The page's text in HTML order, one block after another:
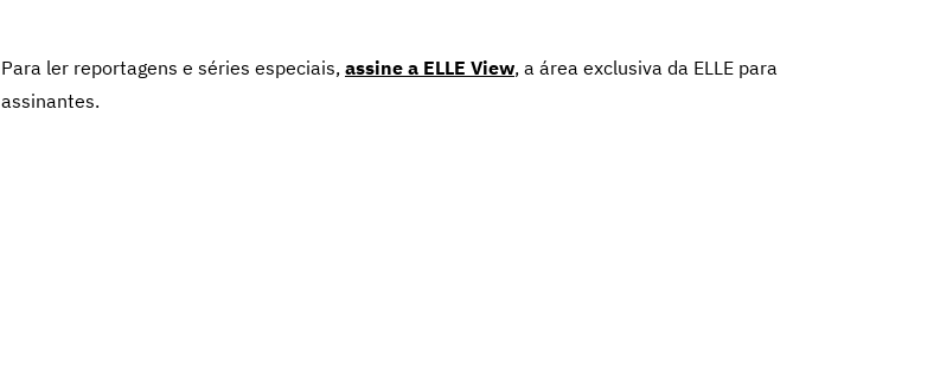
Para ler reportagens e séries especiais, assine a ELLE View, a área exclusiva da ELLE para
assinantes.